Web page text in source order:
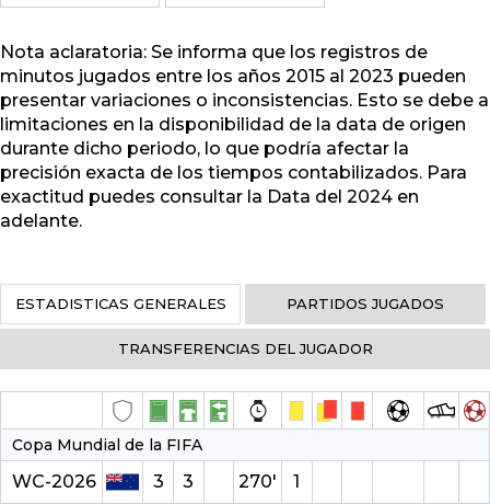
Nota aclaratoria: Se informa que los registros de
minutos jugados entre los años 2015 al 2023 pueden
presentar variaciones o inconsistencias. Esto se debe a
limitaciones en la disponibilidad de la data de origen
durante dicho periodo, lo que podría afectar la
precisión exacta de los tiempos contabilizados. Para
exactitud puedes consultar la Data del 2024 en
adelante.
ESTADISTICAS GENERALES PARTIDOS JUGADOS
TRANSFERENCIAS DEL JUGADOR
Copa Mundial de la FIFA
WC-2026 3 3 270′
1